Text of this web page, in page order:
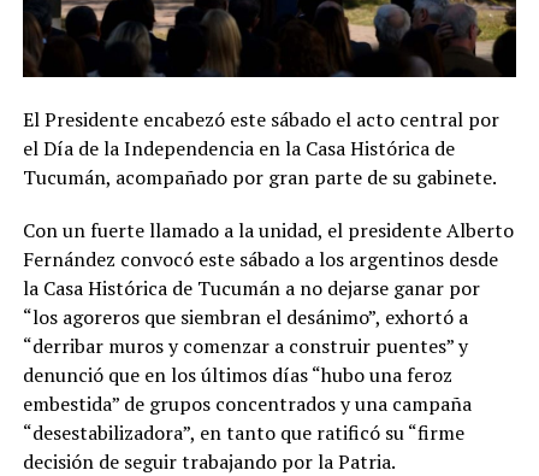
El Presidente encabezó este sábado el acto central por
el Día de la Independencia en la Casa Histórica de
Tucumán, acompañado por gran parte de su gabinete.
Con un fuerte llamado a la unidad, el presidente Alberto
Fernández convocó este sábado a los argentinos desde
la Casa Histórica de Tucumán a no dejarse ganar por
“los agoreros que siembran el desánimo”, exhortó a
“derribar muros y comenzar a construir puentes” y
denunció que en los últimos días “hubo una feroz
embestida” de grupos concentrados y una campaña
“desestabilizadora”, en tanto que ratificó su “firme
decisión de seguir trabajando por la Patria.